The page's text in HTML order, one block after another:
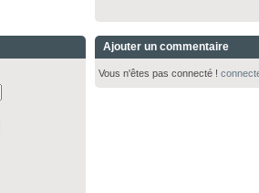
Ajouter un commentaire
Vous n'êtes pas connecté !